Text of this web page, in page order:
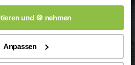
und 🍪 nehmen
Anpassen
nach